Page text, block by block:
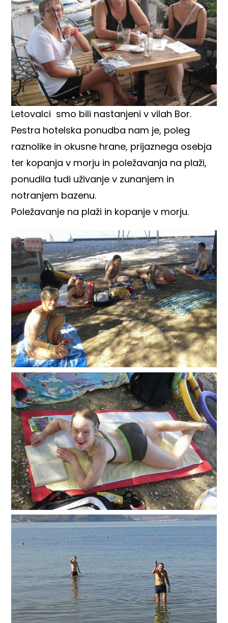
Letovalci smo bili nastanjeni v vilah Bor.
Pestra hotelska ponudba nam je, poleg
raznolike in okusne hrane, prijaznega osebja
ter kopanja v morju in poležavanja na plaži,
ponudila tudi uživanje v zunanjem in
notranjem bazenu.
Poležavanje na plaži in kopanje v morju.